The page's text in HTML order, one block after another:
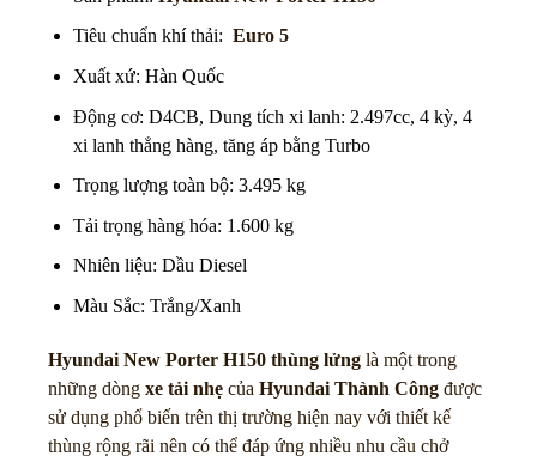
Tiêu chuẩn khí thải: Euro 5
Xuất xứ: Hàn Quốc
Động cơ: D4CB, Dung tích xi lanh: 2.497cc, 4 kỳ, 4
xi lanh thẳng hàng, tăng áp bằng Turbo
Trọng lượng toàn bộ: 3.495 kg
Tải trọng hàng hóa: 1.600 kg
Nhiên liệu: Dầu Diesel
Màu Sắc: Trắng/Xanh
Hyundai New Porter H150 thùng lửng là một trong
những dòng xe tải nhẹ của Hyundai Thành Công được
sử dụng phổ biến trên thị trường hiện nay với thiết kế
thùng rộng rãi nên có thể đáp ứng nhiều nhu cầu chở